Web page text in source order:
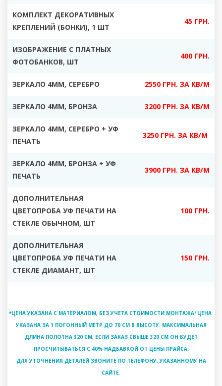
КОМПЛЕКТ ДЕКОРАТИВНЫХ
КРЕПЛЕНИЙ (БОНКИ), 1 ШТ
45 ГРН.
ИЗОБРАЖЕНИЕ С ПЛАТНЫХ
ФОТОБАНКОВ, ШТ
400 ГРН.
ЗЕРКАЛО 4ММ, СЕРЕБРО 2550 ГРН. ЗА КВ/М
ЗЕРКАЛО 4ММ, БРОНЗА 3200 ГРН. ЗА КВ/М
ЗЕРКАЛО 4ММ, СЕРЕБРО + УФ
ПЕЧАТЬ
3250 ГРН. ЗА КВ/М
ЗЕРКАЛО 4ММ, БРОНЗА + УФ
ПЕЧАТЬ
3900 ГРН. ЗА КВ/М
ДОПОЛНИТЕЛЬНАЯ
ЦВЕТОПРОБА УФ ПЕЧАТИ НА
СТЕКЛЕ ОБЫЧНОМ, ШТ
100 ГРН.
ДОПОЛНИТЕЛЬНАЯ
ЦВЕТОПРОБА УФ ПЕЧАТИ НА
СТЕКЛЕ ДИАМАНТ, ШТ
150 ГРН.
*ЦЕНА УКАЗАНА С МАТЕРИАЛОМ, БЕЗ УЧЕТА СТОИМОСТИ МОНТАЖА! ЦЕНА
УКАЗАНА ЗА 1 ПОГОННЫЙ МЕТР ДО 70 СМ В ВЫСОТУ. МАКСИМАЛЬНАЯ
ДЛИНА ПОЛОТНА 320 СМ, ЕСЛИ ЗАКАЗ СВЫШЕ 320 СМ ОН БУДЕТ
ПРОСЧИТЫВАТЬСЯ С 40% НАДБАВКОЙ ОТ ЦЕНЫ ПРАЙСА.
ДЛЯ УТОЧНЕНИЯ ДЕТАЛЕЙ ЗВОНИТЕ ПО ТЕЛЕФОНУ, УКАЗАННОМУ НА
САЙТЕ.